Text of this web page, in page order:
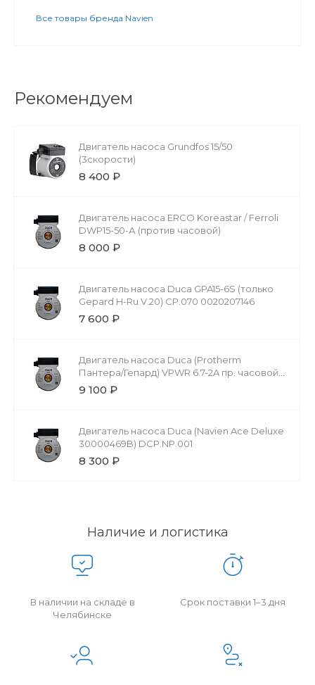
Все товары бренда Navien
Рекомендуем
Двигатель насоса Grundfos 15/50
(3скорости)
8 400 ₽
Двигатель насоса ERCO Koreastar / Ferroli
DWP15-50-А (против часовой)
8 000 ₽
Двигатель насоса Duca GPA15-6S (только
Gepard H-Ru V.20) CP.070 0020207146
7 600 ₽
Двигатель насоса Duca (Protherm
Пантера/Гепард) VPWR 6.7-2A пр. часовой
INTVACL/VACL 002018616
9 100 ₽
Двигатель насоса Duca (Navien Ace Deluxe
30000469B) DCP.NP.001
8 300 ₽
Наличие и логистика
В наличии на складе в
Челябинске
Срок поставки 1–3 дня